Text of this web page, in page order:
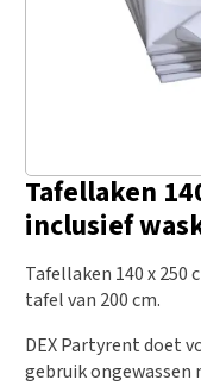
Tafellaken
inclusief
Tafellaken 140 x 250
tafel van 200 cm.
DEX Partyrent doet
gebruik ongewassen